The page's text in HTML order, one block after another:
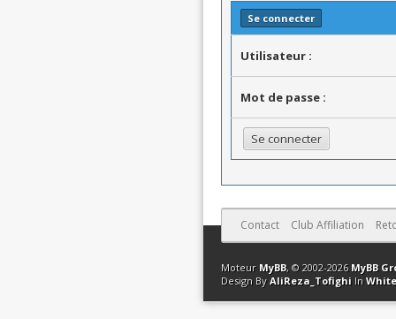
Se connecter
Utilisateur :
Mot de passe :
Contact Club Affiliation
Moteur MyBB, © 2002-2026 MyBB
Design By AliReza_Tofighi In